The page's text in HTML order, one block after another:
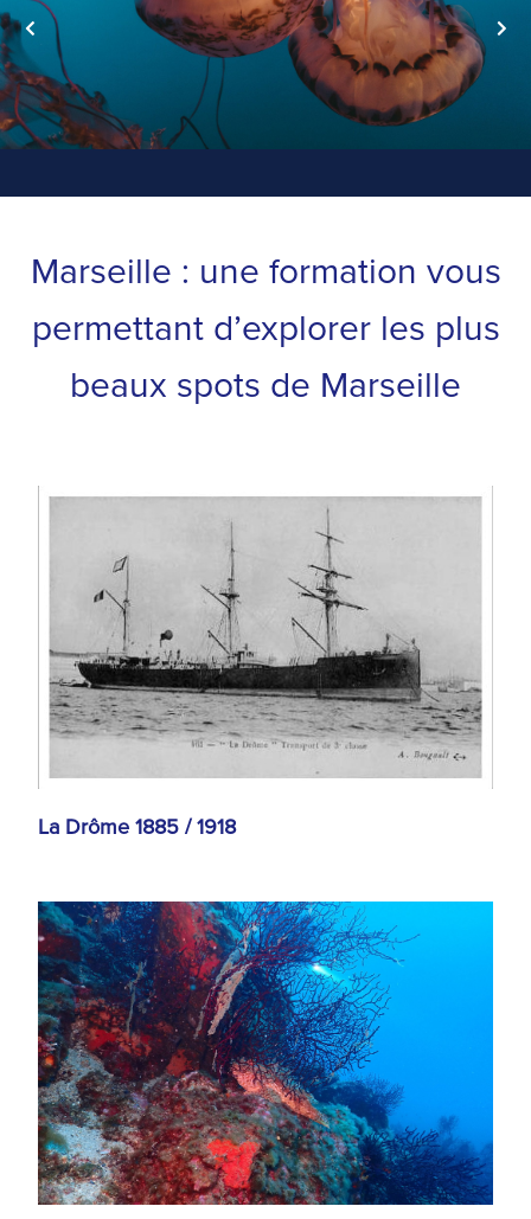
Marseille : une formation vous
permettant d’explorer les plus
beaux spots de Marseille
La Drôme 1885 / 1918